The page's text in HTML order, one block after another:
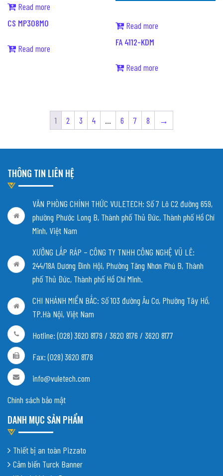
Read more
CS MP308M0
Read more
Read more
FA 4112-KDM
Read more
1 2 3 4 … 6 7 8 →
THÔNG TIN LIÊN HỆ
VĂN PHÒNG CHÍNH THỨC VULETECH: Số 7 Lô C2 đường 659,
phường Phước Long B, Thành phố Thủ Đức, Thành phố Hồ Chí
Minh, Việt Nam
XƯỞNG LẮP RÁP – CÔNG TY TNHH CÔNG NGHỆ VŨ LÊ:
244/18A Dương Đình Hội, Phường Tăng Nhơn Phú B, Thành
phố Thủ Đức, Thành phố Hồ Chí Minh.
CHI NHÁNH MIỀN BẮC: Số 103 đường Âu Cơ, Phường Tây Hồ,
TP.Hà Nội, Việt Nam
Hotline: (028) 3620 8179 / 3620 8176 / 3620 8177
Fax: (028) 3620 8178
info@vuletech.com
Chính sách bảo mật
DANH MỤC SẢN PHẨM
Thiết bị an toàn Pizzato
Cảm biến Turck Banner